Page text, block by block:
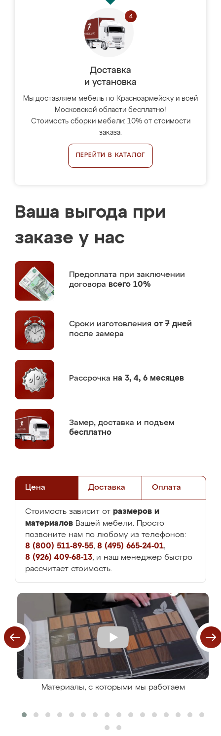
Доставка
и установка
Мы доставляем мебель по Красноармейску и всей
Московской области бесплатно!
Стоимость сборки мебели: 10% от стоимости
заказа.
ПЕРЕЙТИ В КАТАЛОГ
Ваша выгода при
заказе у нас
Предоплата при заключении
договора всего 10%
Сроки изготовления от 7 дней
после замера
Рассрочка на 3, 4, 6 месяцев
Замер, доставка и подъем
бесплатно
Цена Доставка Оплата
Стоимость зависит от размеров и
материалов Вашей мебели. Просто
позвоните нам по любому из телефонов:
8 (800) 511-89-55, 8 (495) 665-24-01,
8 (926) 409-68-13, и наш менеджер быстро
рассчитает стоимость.
Материалы, с которыми мы работаем